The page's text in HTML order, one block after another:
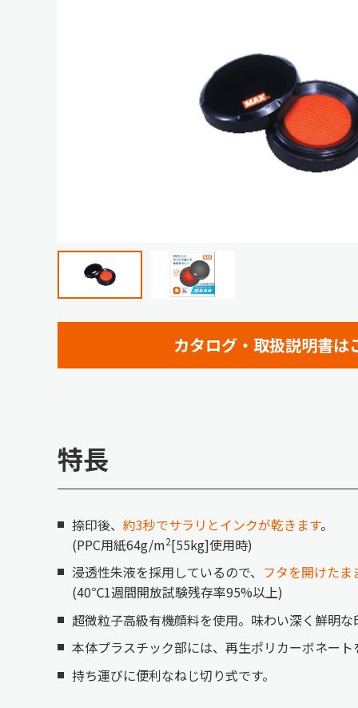
カタログ・取扱説明書は
特長
捺印後、 約3秒でサラリとインクが乾きます。
(PPC用紙64g/m2[55kg]使用時)
浸透性朱液を採用しているので、 フタを開けた
(40℃1週間開放試験残存率95%以上)
超微粒子高級有機顔料を使用。味わい深く鮮明な
本体プラスチック部には、再生ポリカーボネー
持ち運びに便利なねじ切り式です。